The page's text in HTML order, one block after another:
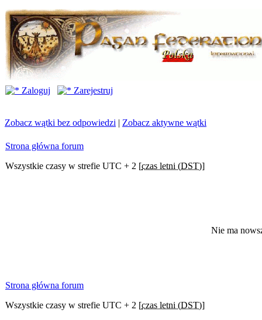
Zaloguj Zarejestruj
Zobacz wątki bez odpowiedzi | Zobacz aktywne wątki
Strona główna forum
Wszystkie czasy w strefie UTC + 2 [czas letni (DST)]
Nie ma
Strona główna forum
Wszystkie czasy w strefie UTC + 2 [czas letni (DST)]